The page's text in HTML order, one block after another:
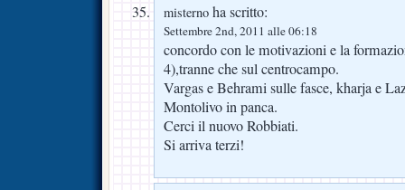
misterno ha scritto:
Settembre 2nd, 2011 alle 06:18
concordo con le motivazioni e la
4),tranne che sul centrocampo.
Vargas e Behrami sulle fasce, kharja e
Montolivo in panca.
Cerci il nuovo Robbiati.
Si arriva terzi!